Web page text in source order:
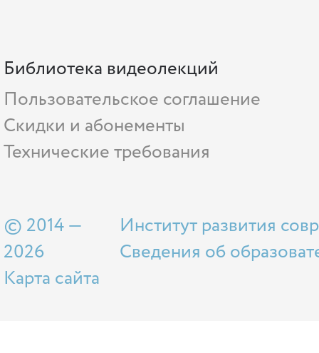
Библиотека видеолекций
Пользовательское соглашение
Скидки и абонементы
Технические требования
© 2014 —
2026
Карта сайта
Институт развития
Сведения об